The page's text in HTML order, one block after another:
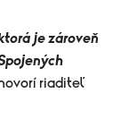
je zároveň
riaditeľ